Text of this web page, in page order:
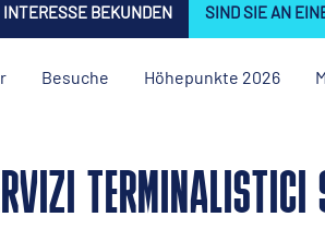
INTERESSE BEKUNDEN SIND SIE AN
Besuche Höhepunkte 2026
TERMINALISTICI